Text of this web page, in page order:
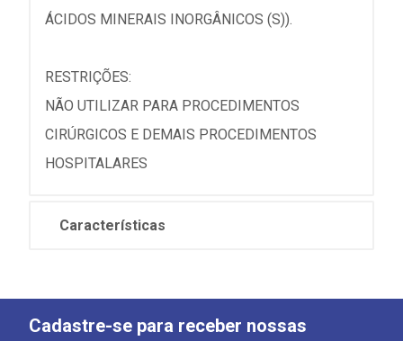
ÁCIDOS MINERAIS INORGÂNICOS (S)).
RESTRIÇÕES:
NÃO UTILIZAR PARA PROCEDIMENTOS
CIRÚRGICOS E DEMAIS PROCEDIMENTOS
HOSPITALARES
Características
Cadastre-se para receber nossas